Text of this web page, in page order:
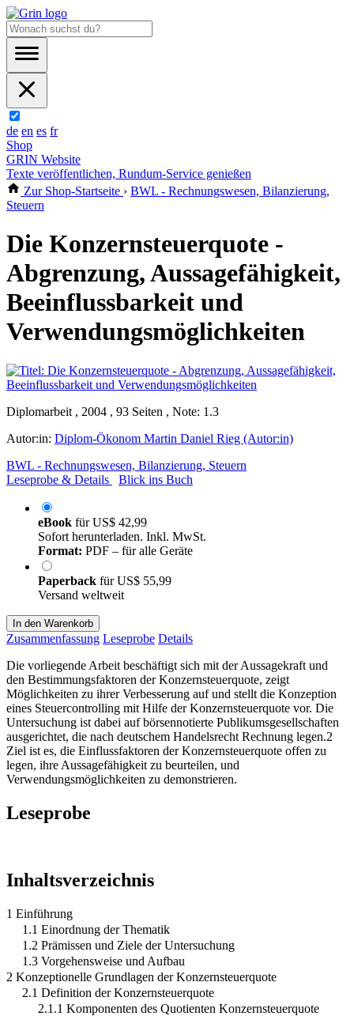
de en es fr
Shop
GRIN Website
Texte veröffentlichen, Rundum-Service genießen
Zur Shop-Startseite › BWL - Rechnungswesen, Bilanzierung,
Steuern
Die Konzernsteuerquote -
Abgrenzung, Aussagefähigkeit,
Beeinflussbarkeit und
Verwendungsmöglichkeiten
Diplomarbeit , 2004 , 93 Seiten , Note: 1.3
Autor:in: Diplom-Ökonom Martin Daniel Rieg (Autor:in)
BWL - Rechnungswesen, Bilanzierung, Steuern
Leseprobe & Details
Blick ins Buch
eBook fürUS$ 42,99
Sofort herunterladen. Inkl. MwSt.
Format: PDF – für alle Geräte
Paperback fürUS$ 55,99
Versand weltweit
In den Warenkorb
Zusammenfassung Leseprobe Details
Die vorliegende Arbeit beschäftigt sich mit der Aussagekraft und
den Bestimmungsfaktoren der Konzernsteuerquote, zeigt
Möglichkeiten zu ihrer Verbesserung auf und stellt die Konzeption
eines Steuercontrolling mit Hilfe der Konzernsteuerquote vor. Die
Untersuchung ist dabei auf börsennotierte Publikumsgesellschaften
ausgerichtet, die nach deutschem Handelsrecht Rechnung legen.2
Ziel ist es, die Einflussfaktoren der Konzernsteuerquote offen zu
legen, ihre Aussagefähigkeit zu beurteilen, und
Verwendungsmöglichkeiten zu demonstrieren.
Leseprobe
Inhaltsverzeichnis
1 Einführung
1.1 Einordnung der Thematik
1.2 Prämissen und Ziele der Untersuchung
1.3 Vorgehensweise und Aufbau
2 Konzeptionelle Grundlagen der Konzernsteuerquote
2.1 Definition der Konzernsteuerquote
2.1.1 Komponenten des Quotienten Konzernsteuerquote